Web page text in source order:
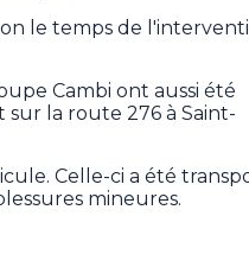
le temps de
Cambi ont aussi été
la route 276 à Saint-
Celle-ci a été
mineures.